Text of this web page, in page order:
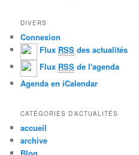
DIVERS
Connexion
Flux RSS des actualités
Flux RSS de l'agenda
Agenda en iCalendar
CATÉGORIES D’ACTUALITÉS
accueil
archive